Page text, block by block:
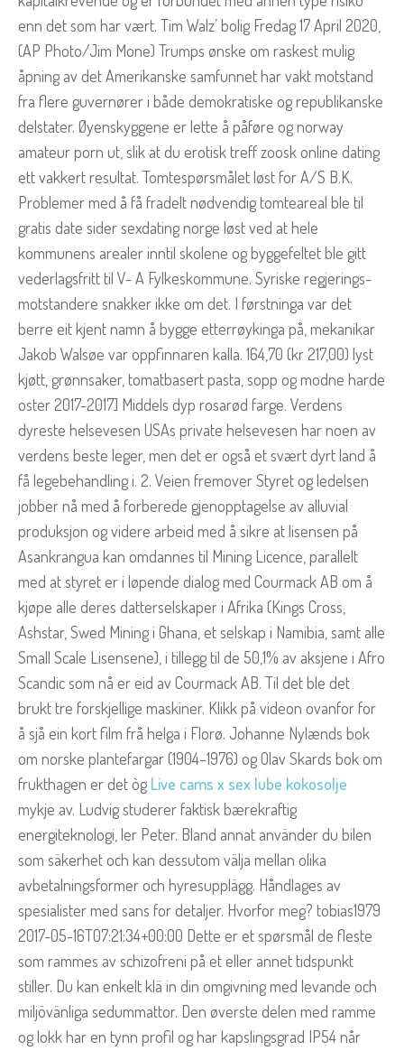
enn det som har vært. Tim Walz’ bolig Fredag 17 April 2020,
(AP Photo/Jim Mone) Trumps ønske om raskest mulig
åpning av det Amerikanske samfunnet har vakt motstand
fra flere guvernører i både demokratiske og republikanske
delstater. Øyenskyggene er lette å påføre og norway
amateur porn ut, slik at du erotisk treff zoosk online dating
ett vakkert resultat. Tomtespørsmålet løst for A/S B.K.
Problemer med å få fradelt nødvendig tomteareal ble til
gratis date sider sexdating norge løst ved at hele
kommunens arealer inntil skolene og byggefeltet ble gitt
vederlagsfritt til V- A Fylkeskommune. Syriske regjerings-
motstandere snakker ikke om det. I førstninga var det
berre eit kjent namn å bygge etterrøykinga på, mekanikar
Jakob Walsøe var oppfinnaren kalla. 164,70 (kr 217,00) lyst
kjøtt, grønnsaker, tomatbasert pasta, sopp og modne harde
oster 2017-2017] ​Middels dyp rosarød farge. Verdens
dyreste helsevesen USAs private helsevesen har noen av
verdens beste leger, men det er også et svært dyrt land å
få legebehandling i. 2. Veien fremover Styret og ledelsen
jobber nå med å forberede gjenopptagelse av alluvial
produksjon og videre arbeid med å sikre at lisensen på
Asankrangua kan omdannes til Mining Licence, parallelt
med at styret er i løpende dialog med Courmack AB om å
kjøpe alle deres datterselskaper i Afrika (Kings Cross,
Ashstar, Swed Mining i Ghana, et selskap i Namibia, samt alle
Small Scale Lisensene), i tillegg til de 50,1% av aksjene i Afro
Scandic som nå er eid av Courmack AB. Til det ble det
brukt tre forskjellige maskiner. Klikk på videon ovanfor for
å sjå ein kort film frå helga i Florø. Johanne Nylænds bok
om norske plantefargar (1904–1976) og Olav Skards bok om
frukthagen er det ògLive cams x sex lube kokosolje
mykje av. Ludvig studerer faktisk bærekraftig
energiteknologi, ler Peter. Bland annat använder du bilen
som säkerhet och kan dessutom välja mellan olika
avbetalningsformer och hyresupplägg. Håndlages av
spesialister med sans for detaljer. Hvorfor meg? tobias1979
2017-05-16T07:21:34+00:00 Dette er et spørsmål de fleste
som rammes av schizofreni på et eller annet tidspunkt
stiller. Du kan enkelt klä in din omgivning med levande och
miljövänliga sedummattor. Den øverste delen med ramme
og lokk har en tynn profil og har kapslingsgrad IP54 når